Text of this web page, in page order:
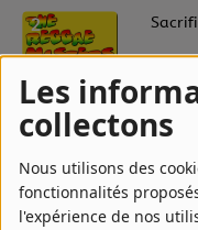
Les
collectons
Nous utilisons des
fonctionnalités
l'expérience de nos
2
3 Rise In